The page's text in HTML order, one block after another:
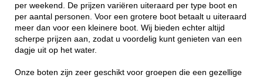
per weekend. De prijzen variëren uiteraard per type boot en
per aantal personen. Voor een grotere boot betaalt u uiteraard
meer dan voor een kleinere boot. Wij bieden echter altijd
scherpe prijzen aan, zodat u voordelig kunt genieten van een
dagje uit op het water.
Onze boten zijn zeer geschikt voor groepen die een gezellige